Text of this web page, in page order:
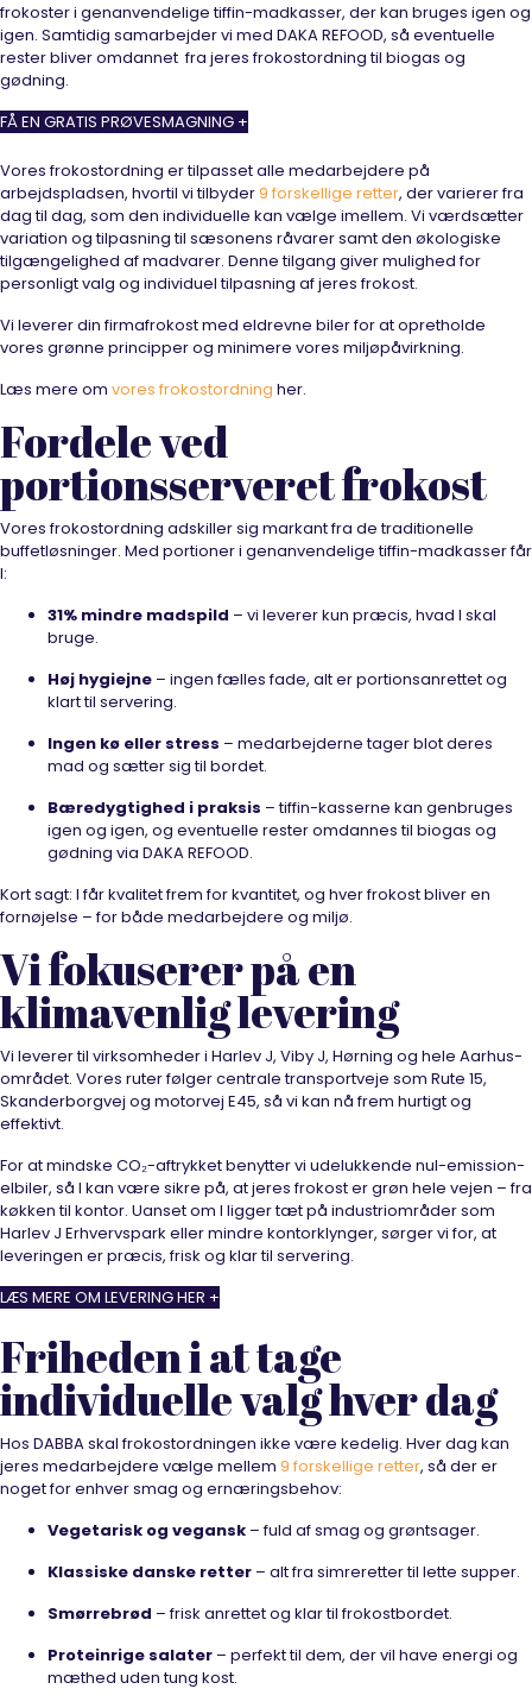
frokoster i genanvendelige tiffin-madkasser, der kan bruges igen og
igen. Samtidig samarbejder vi med DAKA REFOOD, så eventuelle
rester bliver omdannet fra jeres frokostordning til biogas og
gødning.
FÅ EN GRATIS PRØVESMAGNING +
Vores frokostordning er tilpasset alle medarbejdere på
arbejdspladsen, hvortil vi tilbyder9 forskellige retter, der varierer fra
dag til dag, som den individuelle kan vælge imellem. Vi værdsætter
variation og tilpasning til sæsonens råvarer samt den økologiske
tilgængelighed af madvarer. Denne tilgang giver mulighed for
personligt valg og individuel tilpasning af jeres frokost.
Vi leverer din firmafrokost med eldrevne biler for at opretholde
vores grønne principper og minimere vores miljøpåvirkning.
Læs mere om vores frokostordning her.
Fordele ved
portionsserveret frokost
Vores frokostordning adskiller sig markant fra de traditionelle
buffetløsninger. Med portioner i genanvendelige tiffin-madkasser får
I:
31% mindre madspild – vi leverer kun præcis, hvad I skal
bruge.
Høj hygiejne – ingen fælles fade, alt er portionsanrettet og
klart til servering.
Ingen kø eller stress – medarbejderne tager blot deres
mad og sætter sig til bordet.
Bæredygtighed i praksis – tiffin-kasserne kan genbruges
igen og igen, og eventuelle rester omdannes til biogas og
gødning via DAKA REFOOD.
Kort sagt: I får kvalitet frem for kvantitet, og hver frokost bliver en
fornøjelse – for både medarbejdere og miljø.
Vi fokuserer på en
klimavenlig levering
Vi leverer til virksomheder i Harlev J, Viby J, Hørning og hele Aarhus-
området. Vores ruter følger centrale transportveje som Rute 15,
Skanderborgvej og motorvej E45, så vi kan nå frem hurtigt og
effektivt.
For at mindske CO₂-aftrykket benytter vi udelukkende nul-emission-
elbiler, så I kan være sikre på, at jeres frokost er grøn hele vejen – fra
køkken til kontor. Uanset om I ligger tæt på industriområder som
Harlev J Erhvervspark eller mindre kontorklynger, sørger vi for, at
leveringen er præcis, frisk og klar til servering.
LÆS MERE OM LEVERING HER +
Friheden i at tage
individuelle valg hver dag
Hos DABBA skal frokostordningen ikke være kedelig. Hver dag kan
jeres medarbejdere vælge mellem 9 forskellige retter, så der er
noget for enhver smag og ernæringsbehov:
Vegetarisk og vegansk – fuld af smag og grøntsager.
Klassiske danske retter – alt fra simreretter til lette supper.
Smørrebrød – frisk anrettet og klar til frokostbordet.
Proteinrige salater – perfekt til dem, der vil have energi og
mæthed uden tung kost.